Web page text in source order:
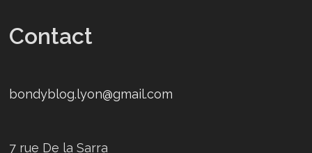
Contact
bondyblog.lyon@gmail.com
7 rue De la Sarra